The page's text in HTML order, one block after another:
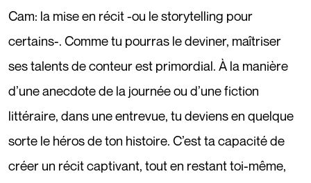
Cam: la mise en récit -ou le storytelling pour
certains-. Comme tu pourras le deviner, maîtriser
ses talents de conteur est primordial. À la manière
d’une anecdote de la journée ou d’une fiction
littéraire, dans une entrevue, tu deviens en quelque
sorte le héros de ton histoire. C’est ta capacité de
créer un récit captivant, tout en restant toi-même,